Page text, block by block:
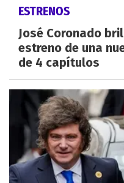
ESTRENOS
José Coronado
estreno de una
de 4 capítulos